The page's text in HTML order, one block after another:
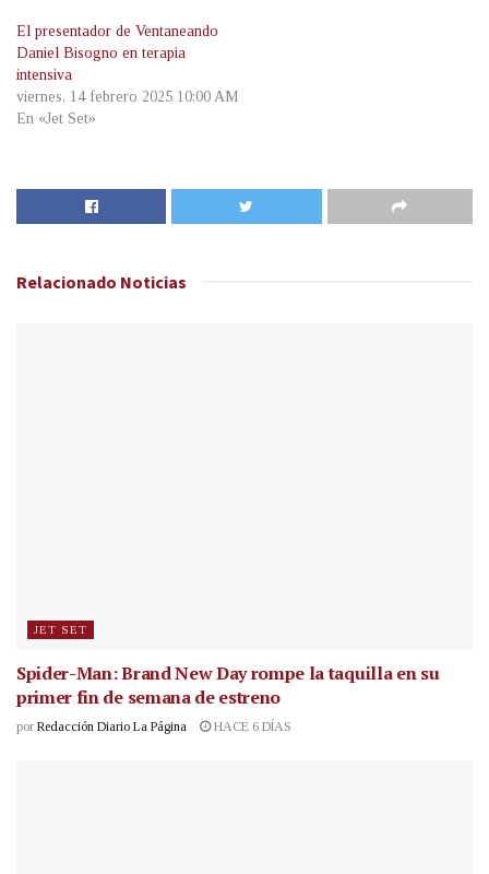
El presentador de Ventaneando
Daniel Bisogno en terapia
intensiva
viernes, 14 febrero 2025 10:00 AM
En «Jet Set»
Relacionado Noticias
JET SET
Spider-Man: Brand New Day rompe la taquilla en su
primer fin de semana de estreno
por Redacción Diario La Página HACE 6 DÍAS